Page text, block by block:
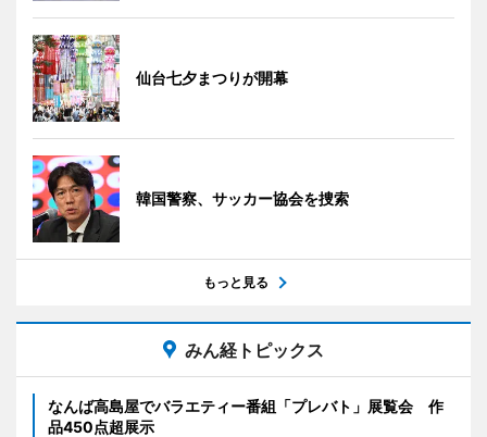
仙台七夕まつりが開幕
韓国警察、サッカー協会を捜索
もっと見る
みん経トピックス
なんば高島屋でバラエティー番組「プレバト」展覧会 作
品450点超展示